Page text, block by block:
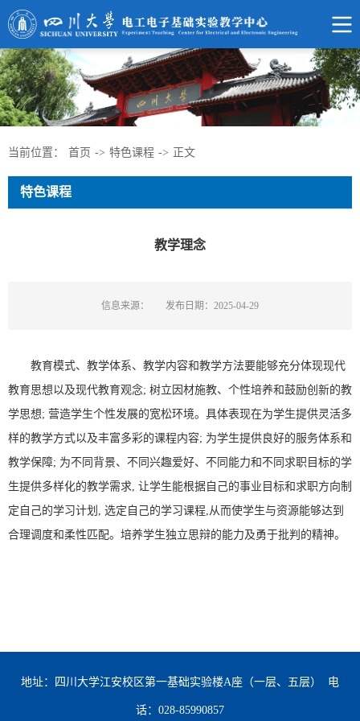
当前位置： 首页 -> 特色课程 -> 正文
特色课程
教学理念
信息来源： 发布日期：2025-04-29
教育模式、教学体系、教学内容和教学方法要能够充分体现现代
教育思想以及现代教育观念; 树立因材施教、个性培养和鼓励创新的教
学思想; 营造学生个性发展的宽松环境。具体表现在为学生提供灵活多
样的教学方式以及丰富多彩的课程内容; 为学生提供良好的服务体系和
教学保障; 为不同背景、不同兴趣爱好、不同能力和不同求职目标的学
生提供多样化的教学需求, 让学生能根据自己的事业目标和求职方向制
定自己的学习计划 , 选定自己的学习课程,从而使学生与资源能够达到
合理调度和柔性匹配。培养学生独立思辩的能力及勇于批判的精神。
地址：四川大学江安校区第一基础实验楼A座（一层、五层） 电
话：028-85990857